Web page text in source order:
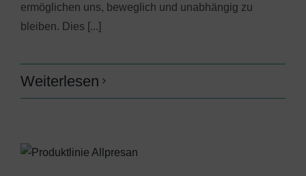
ermöglichen uns, beweglich und unabhängig zu
bleiben. Dies [...]
Weiterlesen